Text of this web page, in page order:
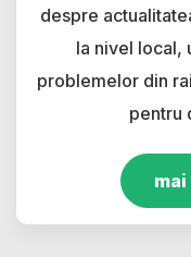
despre
la nivel local,
problemelor din
pentru